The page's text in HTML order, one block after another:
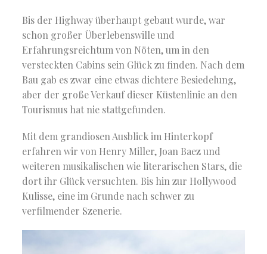
Bis der Highway überhaupt gebaut wurde, war
schon großer Überlebenswille und
Erfahrungsreichtum von Nöten, um in den
versteckten Cabins sein Glück zu finden. Nach dem
Bau gab es zwar eine etwas dichtere Besiedelung,
aber der große Verkauf dieser Küstenlinie an den
Tourismus hat nie stattgefunden.
Mit dem grandiosen Ausblick im Hinterkopf
erfahren wir von Henry Miller, Joan Baez und
weiteren musikalischen wie literarischen Stars, die
dort ihr Glück versuchten. Bis hin zur Hollywood
Kulisse, eine im Grunde nach schwer zu
verfilmender Szenerie.